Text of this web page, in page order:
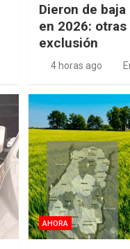
Dieron de
en 2026:
exclusión
4 horas ago
AHORA